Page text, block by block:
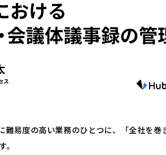
難易度の高い業務のひとつに、「全社を巻